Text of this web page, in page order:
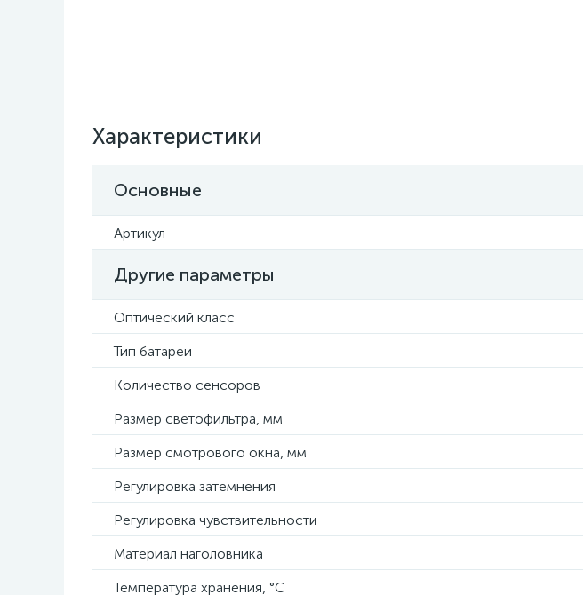
Характеристики
Основные
Артикул
Другие параметры
Оптический класс
Тип батареи
Количество сенсоров
Размер светофильтра, мм
Размер смотрового окна, мм
Регулировка затемнения
Регулировка чувствительности
Материал наголовника
Температура хранения, °C